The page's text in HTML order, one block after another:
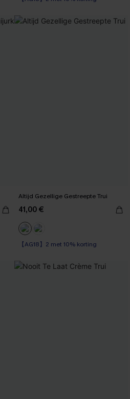
Altijd Gezellige Gestreepte Trui
41,00 €
【AG18】2 met 10% korting